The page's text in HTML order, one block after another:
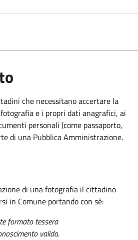
che necessitano accertare la
e i propri dati anagrafici, ai
personali (come passaporto,
di una Pubblica Amministrazione.
di una fotografia il cittadino
in Comune portando con sé:
formato tessera
valido.